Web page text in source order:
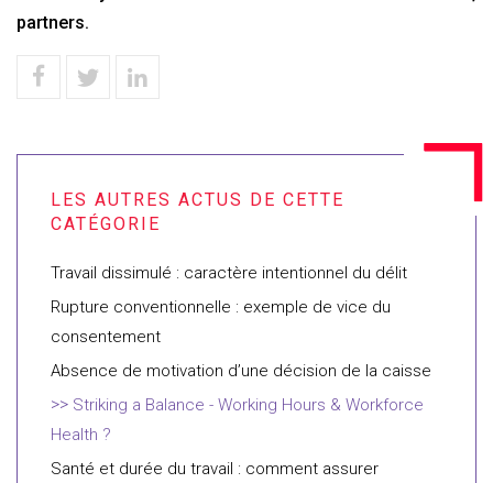
partners.
Travail dissimulé : caractère intentionnel du délit
Rupture conventionnelle : exemple de vice du
consentement
Absence de motivation d’une décision de la caisse
Striking a Balance - Working Hours & Workforce
Health ?
Santé et durée du travail : comment assurer